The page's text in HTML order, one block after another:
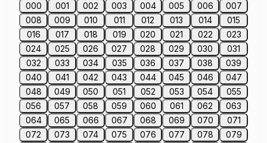
000 001 002 003 004 005 006
007
008
009 010 011 012 013 014
015
016
017 018 019 020 021 022
023
024
025 026 027 028 029 030
031
032
033 034 035 036 037 038
039
040
041 042 043 044 045 046
047
048
049 050 051 052 053 054
055
056
057 058 059 060 061 062
063
064
065 066 067 068 069 070
071
072
073 074 075 076 077 078
079